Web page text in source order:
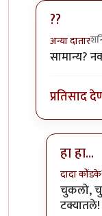
??
अन्या दातार
In reply to
सामान्य?
प्रतिसाद
हा हा...
दादा कोंडके
In
चुकलो,